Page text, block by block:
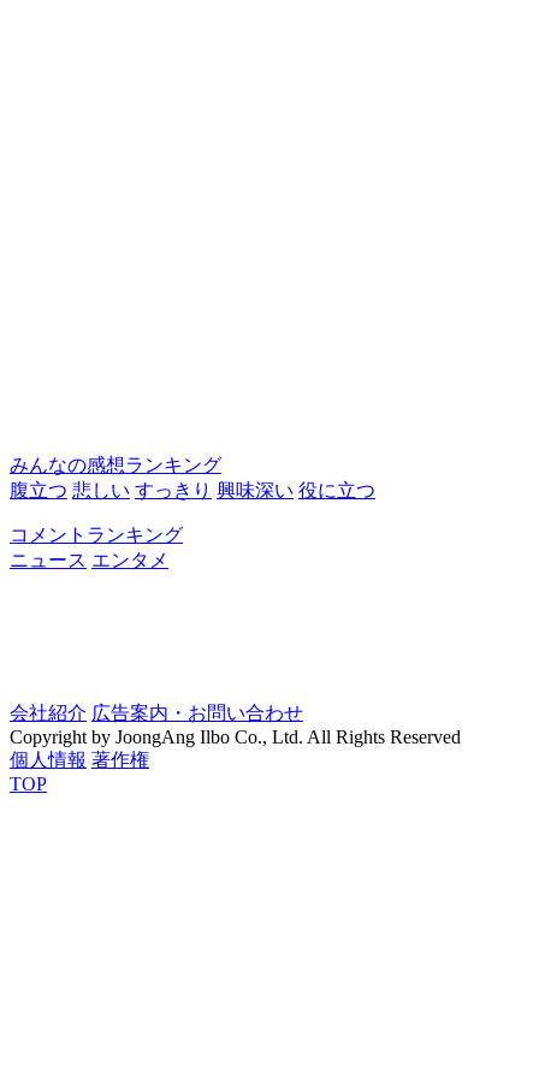
みんなの感想ランキング
腹立つ 悲しい すっきり 興味深い 役に立つ
コメントランキング
ニュース エンタメ
会社紹介 広告案内・お問い合わせ
Copyright by JoongAng Ilbo Co., Ltd. All Rights Reserved
個人情報 著作権
TOP